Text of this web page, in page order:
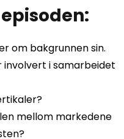
om bakgrunnen sin.
involvert i samarbeidet
mellom markedene